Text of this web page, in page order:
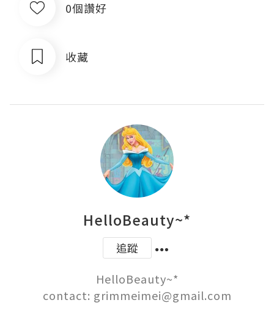
0個讚好
收藏
HelloBeauty~*
追蹤
HelloBeauty~*
contact: grimmeimei@gmail.com